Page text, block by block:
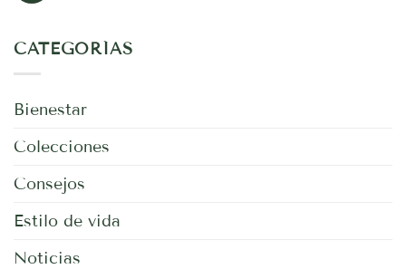
Cantidad
de
plantas
CATEGORÍAS
Bienestar
Colecciones
Consejos
Estilo de vida
Noticias